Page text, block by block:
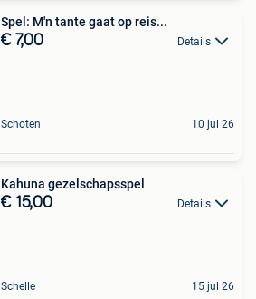
Spel: M'n tante gaat op reis...
€ 7,00 Details
Schoten 10 jul 26
Kahuna gezelschapsspel
€ 15,00 Details
Schelle 15 jul 26